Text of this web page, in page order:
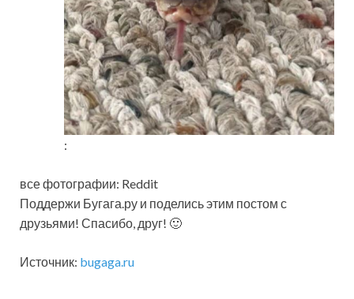
:
все фотографии: Reddit
Поддержи Бугага.ру и поделись этим постом с
друзьями! Спасибо, друг! 🙂
Источник: bugaga.ru